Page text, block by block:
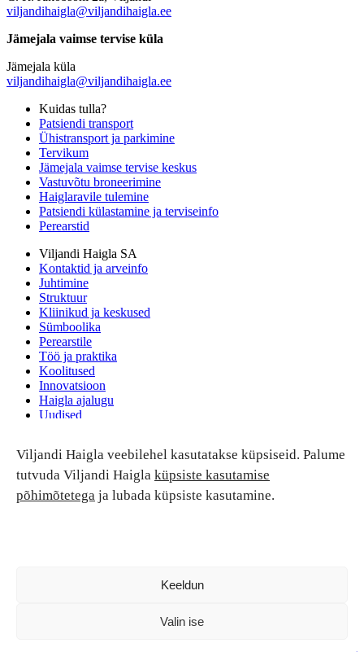
Viljandi Haigla veebilehel kasutatakse küpsiseid. Palume
tutvuda Viljandi Haigla küpsiste kasutamise
põhimõtetega ja lubada küpsiste kasutamine.
Keeldun
Valin ise
viljandihaigla@viljandihaigla.ee
Jämejala vaimse tervise küla
Jämejala küla
viljandihaigla@viljandihaigla.ee
Kuidas tulla?
Patsiendi transport
Ühistransport ja parkimine
Tervikum
Jämejala vaimse tervise keskus
Vastuvõtu broneerimine
Haiglaravile tulemine
Patsiendi külastamine ja terviseinfo
Perearstid
Viljandi Haigla SA
Kontaktid ja arveinfo
Juhtimine
Struktuur
Kliinikud ja keskused
Sümboolika
Perearstile
Töö ja praktika
Koolitused
Innovatsioon
Haigla ajalugu
Uudised
Patsiendi turvalisus ja õigused
Patsiendi õigused ja kohustused
Patsiendiohutus
Patsientide nõukoda